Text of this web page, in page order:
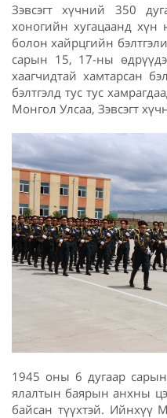
Зэвсэгт хүчний 350
хоногийн хугацаанд хүн
болон хайрцгийн
сарын 15, 17-ны
хаагчидтай хамтарсан
бэлтгэлд тус тус
Монгол Улсаа, Зэвсэгт
1945 оны 6 дугаар
ялалтын баярын анхны
байсан түүхтэй. Ийнхүү